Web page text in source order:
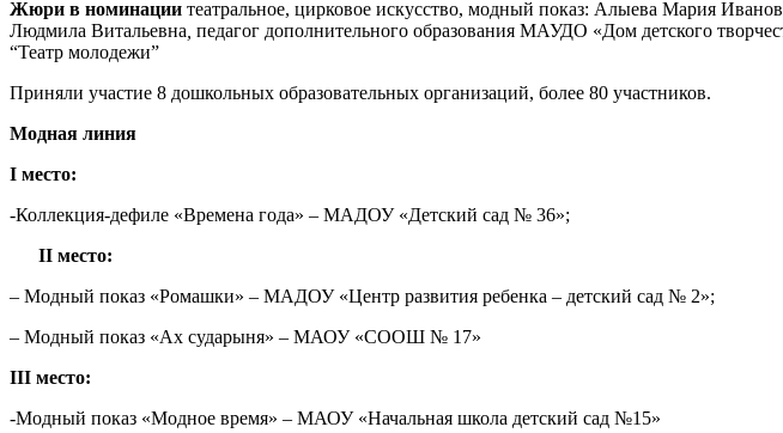
Жюри в номинации театральное, цирковое искусство, модный показ: Алыева Мария
Людмила Витальевна педагог дополнительного образования МАУДО «Дом детского
“Театр молодежи”
Приняли участие 8 дошкольных образовательных организаций, более 80 участников.
Модная линия
I место:
-Коллекция-дефиле «Времена года» – МАДОУ «Детский сад № 36»;
II место:
– Модный показ «Ромашки» – МАДОУ «Центр развития ребенка – детский сад № 2»;
– Модный показ «Ах сударыня» – МАОУ «СООШ № 17»
III место:
-Модный показ «Модное время» – МАОУ «Начальная школа детский сад №15»